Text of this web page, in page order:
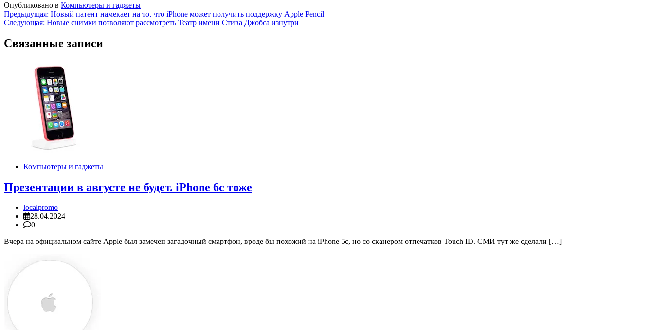
Опубликовано в Компьютеры и гаджеты
Навигация
по
записям
Предыдущая: Новый патент намекает на то, что iPhone может получить поддержку Apple Pencil
Следующая: Новые снимки позволяют рассмотреть Театр имени Стива Джобса изнутри
Связанные записи
Компьютеры и гаджеты
Презентации в августе не будет. iPhone 6c тоже
localpromo
28.04.2024
0
Вчера на официальном сайте Apple был замечен загадочный смартфон, вроде бы похожий на iPhone 5c, но со сканером отпечатков Touch ID. СМИ тут же сделали […]